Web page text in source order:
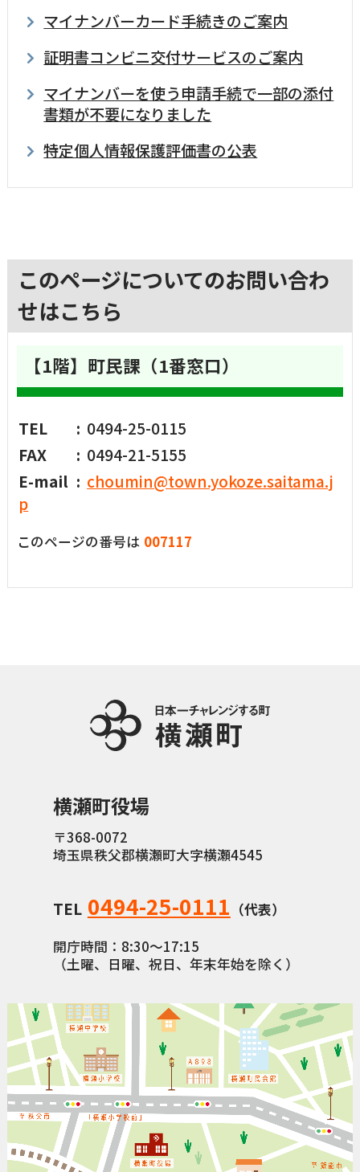
マイナンバーカード手続きのご案内
証明書コンビニ交付サービスのご案内
マイナンバーを使う申請手続で一部の添付
書類が不要になりました
特定個人情報保護評価書の公表
このページについてのお問い合わ
せはこちら
【1階】町民課（1番窓口）
TEL
0494-25-0115
FAX
0494-21-5155
E-mail
choumin@town.yokoze.saitama.j
p
このページの番号は 007117
横瀬町役場
〒368-0072
埼玉県秩父郡横瀬町大字横瀬4545
TEL 0494-25-0111 （代表）
開庁時間：8:30〜17:15
（土曜、日曜、祝日、年末年始を除く）